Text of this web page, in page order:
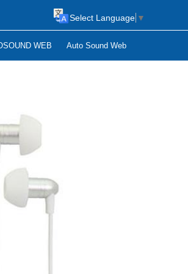
WEB Auto Sound Web
Select Language ▼